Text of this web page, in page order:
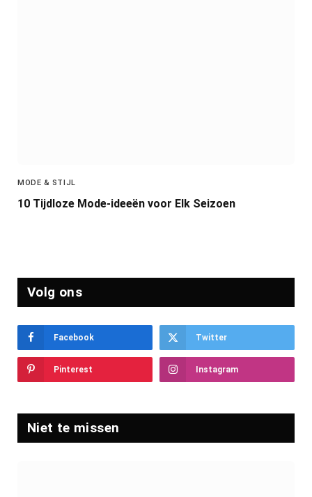
MODE & STIJL
10 Tijdloze Mode-ideeën voor Elk Seizoen
Volg ons
Facebook Twitter
Pinterest Instagram
Niet te missen